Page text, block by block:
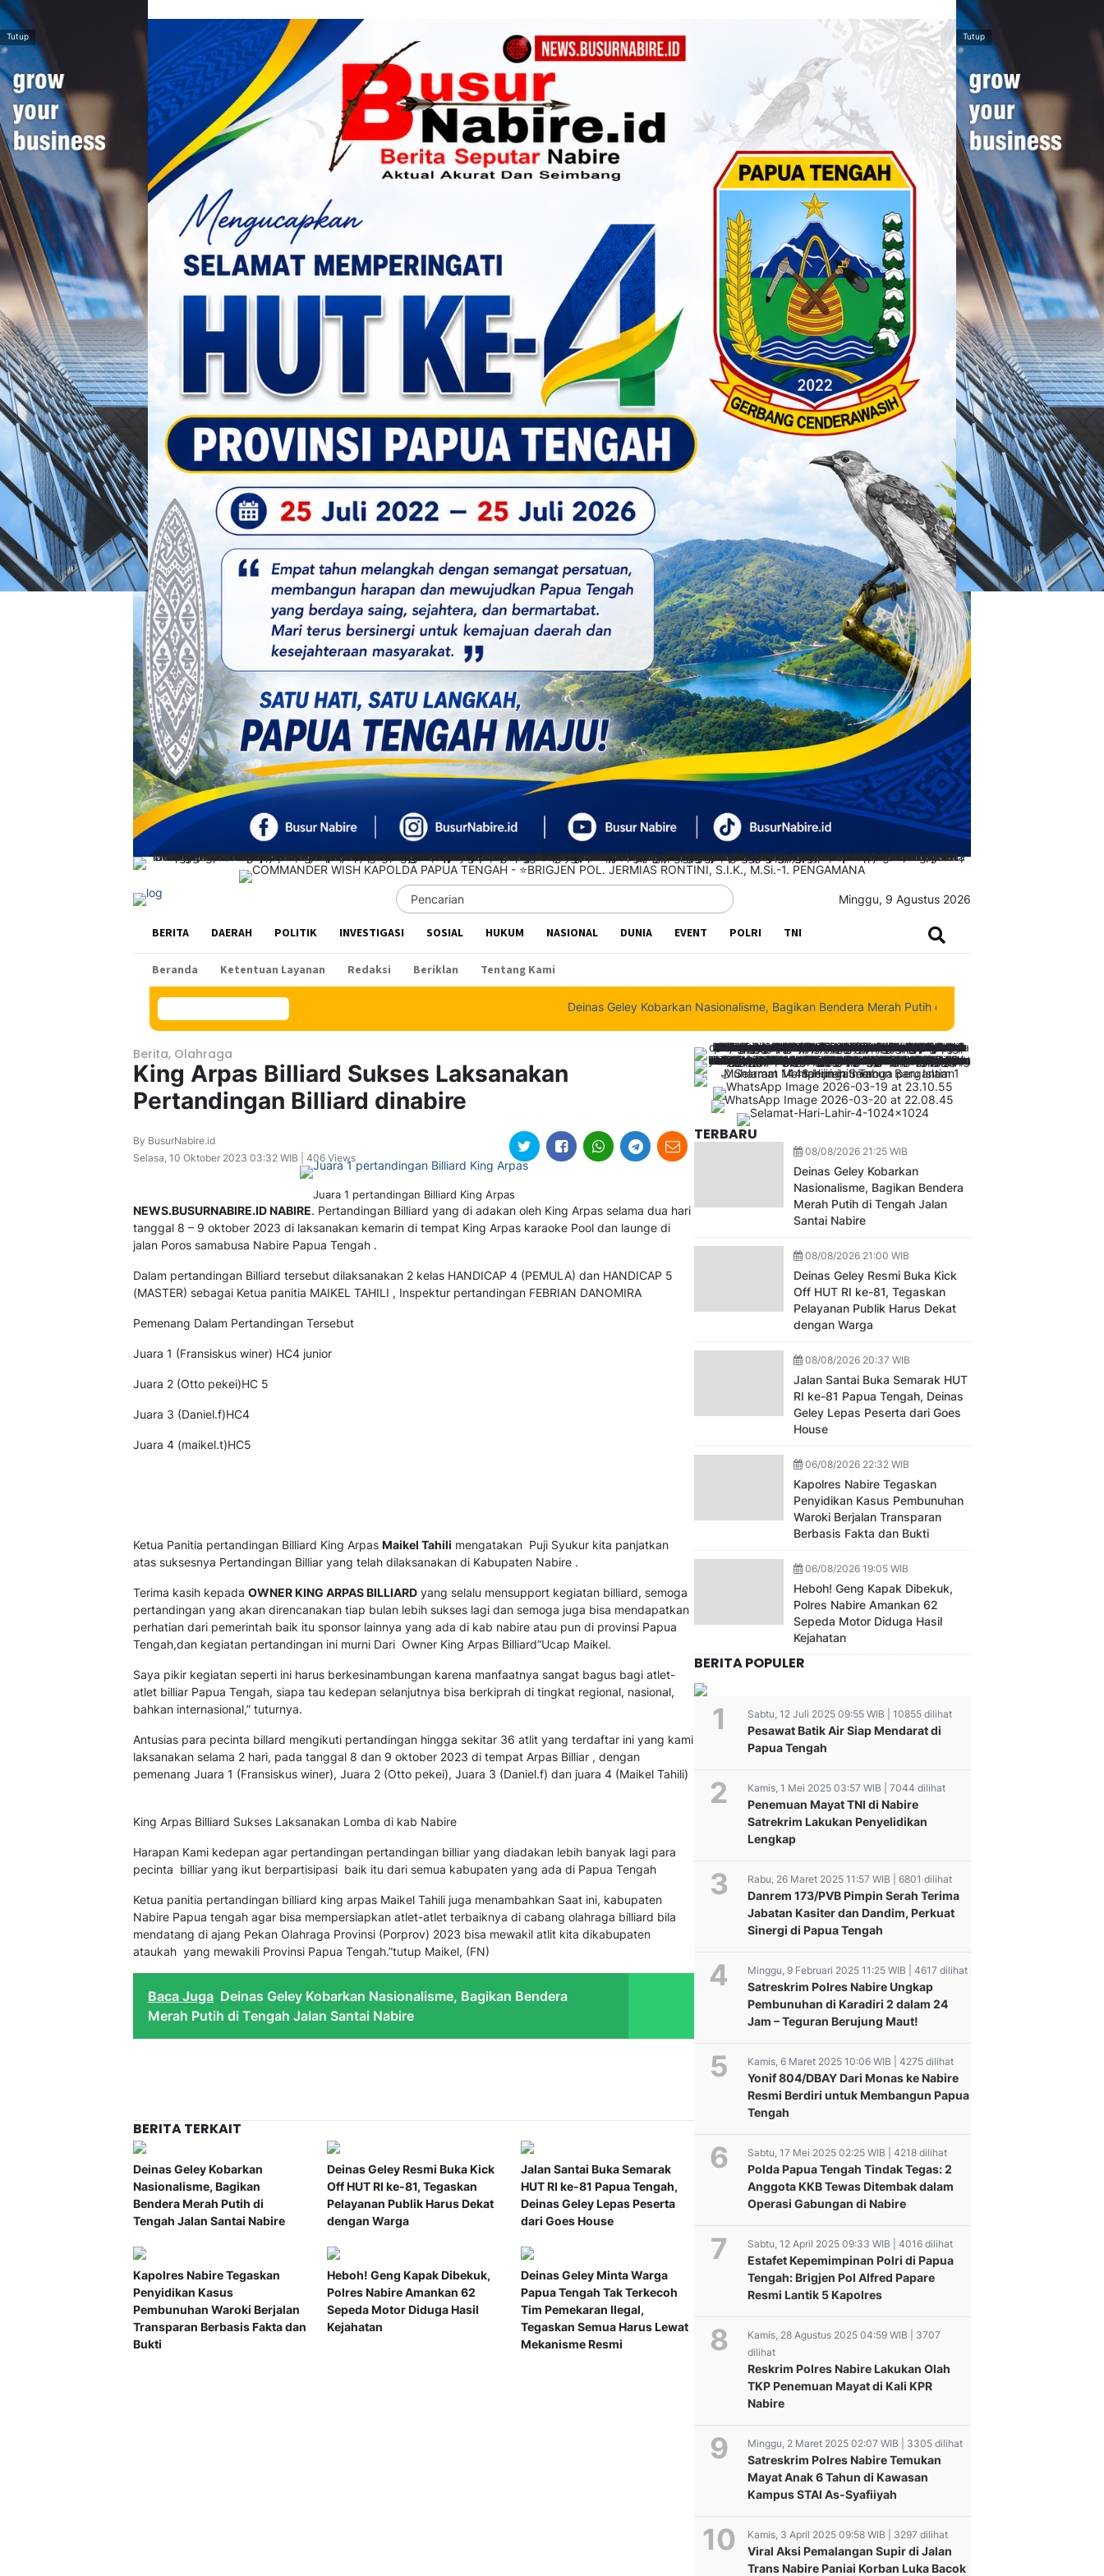
>
Minggu, 9 Agustus 2026
BERITA DAERAH POLITIK INVESTIGASI SOSIAL HUKUM NASIONAL DUNIA EVENT POLRI TNI
Beranda Ketentuan Layanan Redaksi Beriklan Tentang Kami
Deinas Geley Kobarkan Nasionalisme, Bagikan Bendera Merah Putih di Tengah Jalan Santai Nabire
Berita, Olahraga
King Arpas Billiard Sukses Laksanakan
Pertandingan Billiard dinabire
By BusurNabire.id
Selasa, 10 Oktober 2023 03:32 WIB | 406 Views
Juara 1 pertandingan Billiard King Arpas
NEWS.BUSURNABIRE.ID NABIRE. Pertandingan Billiard yang di adakan oleh King Arpas selama dua hari
tanggal 8 – 9 oktober 2023 di laksanakan kemarin di tempat King Arpas karaoke Pool dan launge di
jalan Poros samabusa Nabire Papua Tengah .
Dalam pertandingan Billiard tersebut dilaksanakan 2 kelas HANDICAP 4 (PEMULA) dan HANDICAP 5
(MASTER) sebagai Ketua panitia MAIKEL TAHILI , Inspektur pertandingan FEBRIAN DANOMIRA
Pemenang Dalam Pertandingan Tersebut
Juara 1 (Fransiskus winer) HC4 junior
Juara 2 (Otto pekei)HC 5
Juara 3 (Daniel.f)HC4
Juara 4 (maikel.t)HC5
Ketua Panitia pertandingan Billiard King Arpas Maikel Tahili mengatakan Puji Syukur kita panjatkan
atas suksesnya Pertandingan Billiar yang telah dilaksanakan di Kabupaten Nabire .
Terima kasih kepada OWNER KING ARPAS BILLIARD yang selalu mensupport kegiatan billiard, semoga
pertandingan yang akan direncanakan tiap bulan lebih sukses lagi dan semoga juga bisa mendapatkan
perhatian dari pemerintah baik itu sponsor lainnya yang ada di kab nabire atau pun di provinsi Papua
Tengah,dan kegiatan pertandingan ini murni Dari Owner King Arpas Billiard”Ucap Maikel.
Saya pikir kegiatan seperti ini harus berkesinambungan karena manfaatnya sangat bagus bagi atlet-
atlet billiar Papua Tengah, siapa tau kedepan selanjutnya bisa berkiprah di tingkat regional, nasional,
bahkan internasional,” tuturnya.
Antusias para pecinta billard mengikuti pertandingan hingga sekitar 36 atlit yang terdaftar ini yang kami
laksanakan selama 2 hari, pada tanggal 8 dan 9 oktober 2023 di tempat Arpas Billiar , dengan
pemenang Juara 1 (Fransiskus winer), Juara 2 (Otto pekei), Juara 3 (Daniel.f) dan juara 4 (Maikel Tahili)
King Arpas Billiard Sukses Laksanakan Lomba di kab Nabire
Harapan Kami kedepan agar pertandingan pertandingan billiar yang diadakan lebih banyak lagi para
pecinta billiar yang ikut berpartisipasi baik itu dari semua kabupaten yang ada di Papua Tengah
Ketua panitia pertandingan billiard king arpas Maikel Tahili juga menambahkan Saat ini, kabupaten
Nabire Papua tengah agar bisa mempersiapkan atlet-atlet terbaiknya di cabang olahraga billiard bila
mendatang di ajang Pekan Olahraga Provinsi (Porprov) 2023 bisa mewakil atlit kita dikabupaten
ataukah yang mewakili Provinsi Papua Tengah.”tutup Maikel, (FN)
Baca Juga Deinas Geley Kobarkan Nasionalisme, Bagikan Bendera
Merah Putih di Tengah Jalan Santai Nabire
BERITA TERKAIT
Deinas Geley Kobarkan
Nasionalisme, Bagikan
Bendera Merah Putih di
Tengah Jalan Santai Nabire
Deinas Geley Resmi Buka Kick
Off HUT RI ke-81, Tegaskan
Pelayanan Publik Harus Dekat
dengan Warga
Jalan Santai Buka Semarak
HUT RI ke-81 Papua Tengah,
Deinas Geley Lepas Peserta
dari Goes House
Kapolres Nabire Tegaskan
Penyidikan Kasus
Pembunuhan Waroki Berjalan
Transparan Berbasis Fakta dan
Bukti
Heboh! Geng Kapak Dibekuk,
Polres Nabire Amankan 62
Sepeda Motor Diduga Hasil
Kejahatan
Deinas Geley Minta Warga
Papua Tengah Tak Terkecoh
Tim Pemekaran Ilegal,
Tegaskan Semua Harus Lewat
Mekanisme Resmi
TERBARU
08/08/2026 21:25 WIB
Deinas Geley Kobarkan
Nasionalisme, Bagikan Bendera
Merah Putih di Tengah Jalan
Santai Nabire
08/08/2026 21:00 WIB
Deinas Geley Resmi Buka Kick
Off HUT RI ke-81, Tegaskan
Pelayanan Publik Harus Dekat
dengan Warga
08/08/2026 20:37 WIB
Jalan Santai Buka Semarak HUT
RI ke-81 Papua Tengah, Deinas
Geley Lepas Peserta dari Goes
House
06/08/2026 22:32 WIB
Kapolres Nabire Tegaskan
Penyidikan Kasus Pembunuhan
Waroki Berjalan Transparan
Berbasis Fakta dan Bukti
06/08/2026 19:05 WIB
Heboh! Geng Kapak Dibekuk,
Polres Nabire Amankan 62
Sepeda Motor Diduga Hasil
Kejahatan
BERITA POPULER
Sabtu, 12 Juli 2025 09:55 WIB | 10855 dilihat
Pesawat Batik Air Siap Mendarat di
Papua Tengah
Kamis, 1 Mei 2025 03:57 WIB | 7044 dilihat
Penemuan Mayat TNI di Nabire
Satrekrim Lakukan Penyelidikan
Lengkap
Rabu, 26 Maret 2025 11:57 WIB | 6801 dilihat
Danrem 173/PVB Pimpin Serah Terima
Jabatan Kasiter dan Dandim, Perkuat
Sinergi di Papua Tengah
Minggu, 9 Februari 2025 11:25 WIB | 4617 dilihat
Satreskrim Polres Nabire Ungkap
Pembunuhan di Karadiri 2 dalam 24
Jam – Teguran Berujung Maut!
Kamis, 6 Maret 2025 10:06 WIB | 4275 dilihat
Yonif 804/DBAY Dari Monas ke Nabire
Resmi Berdiri untuk Membangun Papua
Tengah
Sabtu, 17 Mei 2025 02:25 WIB | 4218 dilihat
Polda Papua Tengah Tindak Tegas: 2
Anggota KKB Tewas Ditembak dalam
Operasi Gabungan di Nabire
Sabtu, 12 April 2025 09:33 WIB | 4016 dilihat
Estafet Kepemimpinan Polri di Papua
Tengah: Brigjen Pol Alfred Papare
Resmi Lantik 5 Kapolres
Kamis, 28 Agustus 2025 04:59 WIB | 3707
dilihat
Reskrim Polres Nabire Lakukan Olah
TKP Penemuan Mayat di Kali KPR
Nabire
Minggu, 2 Maret 2025 02:07 WIB | 3305 dilihat
Satreskrim Polres Nabire Temukan
Mayat Anak 6 Tahun di Kawasan
Kampus STAI As-Syafiiyah
Kamis, 3 April 2025 09:58 WIB | 3297 dilihat
Viral Aksi Pemalangan Supir di Jalan
Trans Nabire Paniai Korban Luka Bacok
Polda Papua
Terjunkan 380
Tutup Tutup